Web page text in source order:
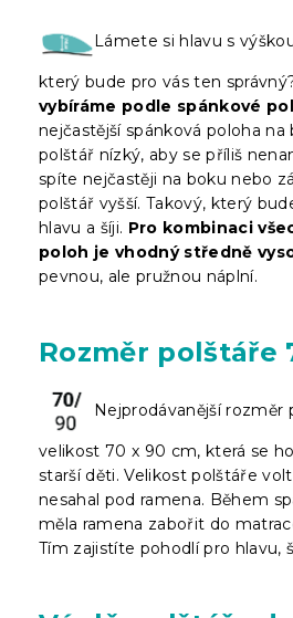
Lámete si hlavu s
který bude pro vás ten
vybíráme podle spánkové
nejčastější spánková poloha na
polštář nízký, aby se příliš
spíte nejčastěji na boku nebo
polštář vyšší. Takový, který
hlavu a šíji. Pro kombinaci
poloh je vhodný středně
pevnou, ale pružnou náplní.
Rozměr polštáře
Nejprodávanější rozměr
velikost 70 x 90 cm, která se
starší děti. Velikost polštáře
nesahal pod ramena. Během
měla ramena zabořit do
Tím zajistíte pohodlí pro hlavu,